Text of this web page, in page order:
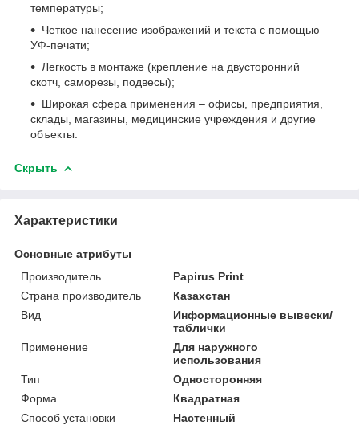
температуры;
Четкое нанесение изображений и текста с помощью
УФ-печати;
Легкость в монтаже (крепление на двусторонний
скотч, саморезы, подвесы);
Широкая сфера применения – офисы, предприятия,
склады, магазины, медицинские учреждения и другие
объекты.
Скрыть
Характеристики
Основные атрибуты
Производитель
Papirus Print
Страна производитель
Казахстан
Вид
Информационные вывески/
таблички
Применение
Для наружного
использования
Тип
Односторонняя
Форма
Квадратная
Способ установки
Настенный